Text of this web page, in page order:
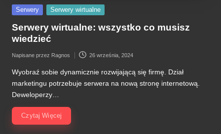
Posted
Serwery Serwery wirtualne
Serwery wirtualne: wszystko co musisz
wiedzieć
Posted
by
Napisane przez Ragnos 26 września, 2024
Wyobraź sobie dynamicznie rozwijającą się firmę. Dział
marketingu potrzebuje serwera na nową stronę internetową.
Deweloperzy…
Czytaj Więcej